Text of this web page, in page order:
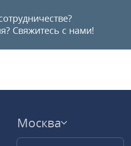
Свяжитесь с нами!
Москва